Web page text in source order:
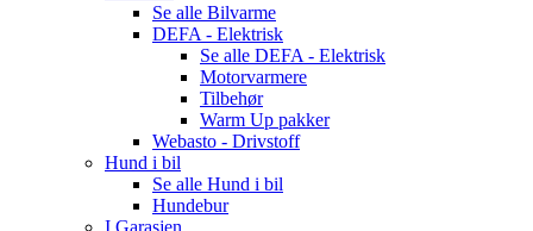
Se alle Bilvarme
DEFA - Elektrisk
Se alle DEFA - Elektrisk
Motorvarmere
Tilbehør
Warm Up pakker
Webasto - Drivstoff
Hund i bil
Se alle Hund i bil
Hundebur
I Garasjen